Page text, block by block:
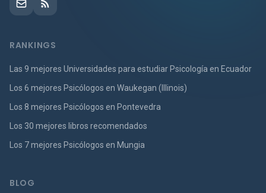
RANKINGS
Las 9 mejores Universidades para estudiar Psicología en Ecuador
Los 6 mejores Psicólogos en Waukegan (Illinois)
Los 8 mejores Psicólogos en Pontevedra
Los 30 mejores libros recomendados
Los 7 mejores Psicólogos en Mungia
BLOG